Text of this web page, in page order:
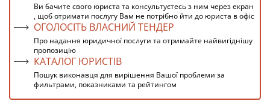
Ви бачите свого юриста та консультуєтесь з ним через екран
, щоб отримати послугу Вам не потрібно йти до юриста в офіс
ОГОЛОСІТЬ ВЛАСНИЙ ТЕНДЕР
Про надання юридичної послуги та отримайте найвигіднішу
пропозицію
КАТАЛОГ ЮРИСТІВ
Пошук виконавця для вирішення Вашої проблеми за
фильтрами, показниками та рейтингом